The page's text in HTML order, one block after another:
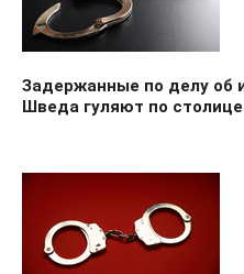
Задержанные по делу об
Шведа гуляют по столице